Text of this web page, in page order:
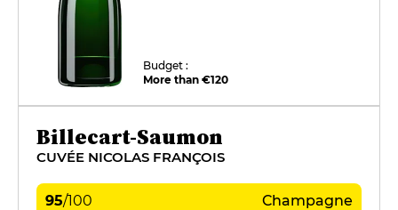
Budget :
More than €120
Billecart-Saumon
CUVÉE NICOLAS FRANÇOIS
95/100 Champagne